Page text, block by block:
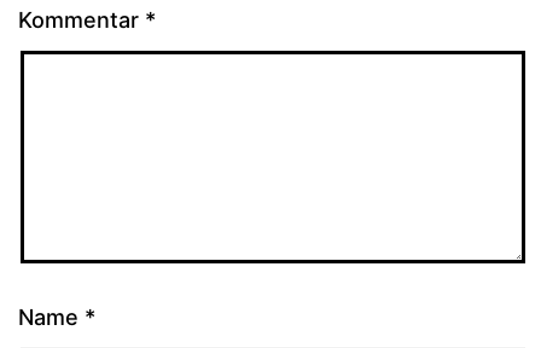
Kommentar *
Name *